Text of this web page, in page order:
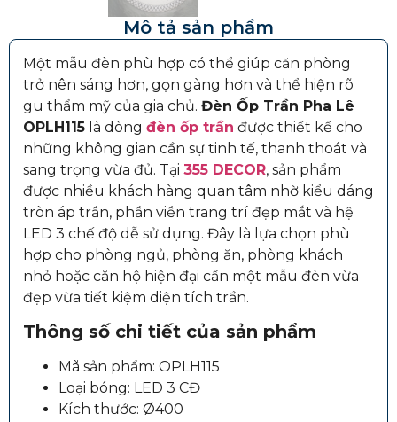
Mô tả sản phẩm
Một mẫu đèn phù hợp có thể giúp căn phòng
trở nên sáng hơn, gọn gàng hơn và thể hiện rõ
gu thẩm mỹ của gia chủ. Đèn Ốp Trần Pha Lê
OPLH115 là dòng đèn ốp trần được thiết kế cho
những không gian cần sự tinh tế, thanh thoát và
sang trọng vừa đủ. Tại 355 DECOR, sản phẩm
được nhiều khách hàng quan tâm nhờ kiểu dáng
tròn áp trần, phần viền trang trí đẹp mắt và hệ
LED 3 chế độ dễ sử dụng. Đây là lựa chọn phù
hợp cho phòng ngủ, phòng ăn, phòng khách
nhỏ hoặc căn hộ hiện đại cần một mẫu đèn vừa
đẹp vừa tiết kiệm diện tích trần.
Thông số chi tiết của sản phẩm
Mã sản phẩm: OPLH115
Loại bóng: LED 3 CĐ
Kích thước: Ø400